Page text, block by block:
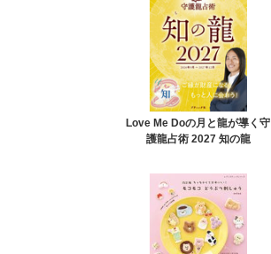
Love Me Doの月と龍が導く守
護龍占術 2027 知の龍